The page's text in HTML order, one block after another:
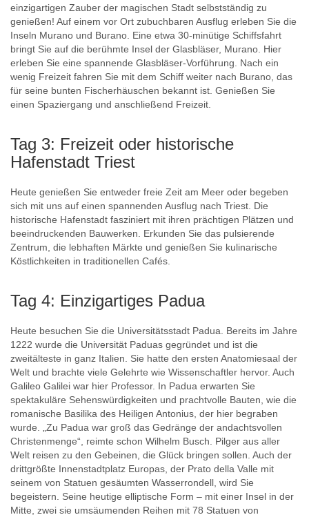
einzigartigen Zauber der magischen Stadt selbstständig zu
genießen! Auf einem vor Ort zubuchbaren Ausflug erleben Sie die
Inseln Murano und Burano. Eine etwa 30-minütige Schiffsfahrt
bringt Sie auf die berühmte Insel der Glasbläser, Murano. Hier
erleben Sie eine spannende Glasbläser-Vorführung. Nach ein
wenig Freizeit fahren Sie mit dem Schiff weiter nach Burano, das
für seine bunten Fischerhäuschen bekannt ist. Genießen Sie
einen Spaziergang und anschließend Freizeit.
Tag 3: Freizeit oder historische
Hafenstadt Triest
Heute genießen Sie entweder freie Zeit am Meer oder begeben
sich mit uns auf einen spannenden Ausflug nach Triest. Die
historische Hafenstadt fasziniert mit ihren prächtigen Plätzen und
beeindruckenden Bauwerken. Erkunden Sie das pulsierende
Zentrum, die lebhaften Märkte und genießen Sie kulinarische
Köstlichkeiten in traditionellen Cafés.
Tag 4: Einzigartiges Padua
Heute besuchen Sie die Universitätsstadt Padua. Bereits im Jahre
1222 wurde die Universität Paduas gegründet und ist die
zweitälteste in ganz Italien. Sie hatte den ersten Anatomiesaal der
Welt und brachte viele Gelehrte wie Wissenschaftler hervor. Auch
Galileo Galilei war hier Professor. In Padua erwarten Sie
spektakuläre Sehenswürdigkeiten und prachtvolle Bauten, wie die
romanische Basilika des Heiligen Antonius, der hier begraben
wurde. „Zu Padua war groß das Gedränge der andachtsvollen
Christenmenge“, reimte schon Wilhelm Busch. Pilger aus aller
Welt reisen zu den Gebeinen, die Glück bringen sollen. Auch der
drittgrößte Innenstadtplatz Europas, der Prato della Valle mit
seinem von Statuen gesäumten Wasserrondell, wird Sie
begeistern. Seine heutige elliptische Form – mit einer Insel in der
Mitte, zwei sie umsäumenden Reihen mit 78 Statuen von